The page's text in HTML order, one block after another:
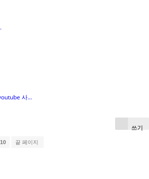
사...
쓰기
10 끝 페이지